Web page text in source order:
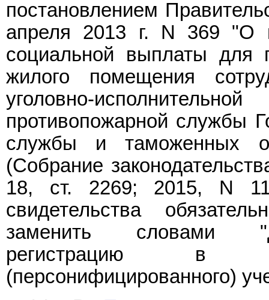
постановлением
апреля 2013 г. N 369 "О
социальной выплаты для
жилого помещения
уголовно-
противопожарной службы
службы и таможенных
(Собрание
18, ст. 2269; 2015, N
свидетельства
заменить словами
регистрацию в
(персонифицированного)